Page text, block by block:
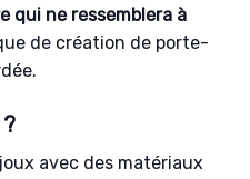
qui ne ressemblera à
de création de porte-
avec des matériaux